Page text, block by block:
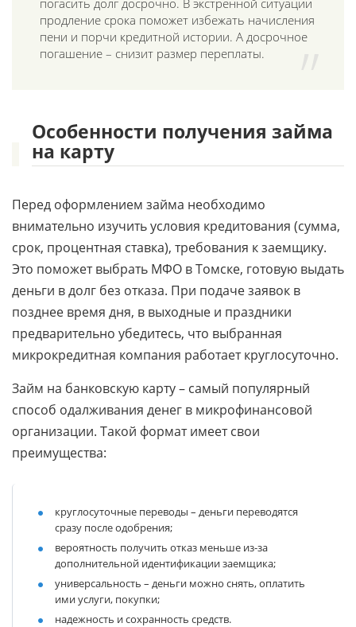
погасить долг досрочно. В экстренной ситуации
продление срока поможет избежать начисления
пени и порчи кредитной истории. А досрочное
погашение – снизит размер переплаты.
Особенности получения займа
на карту
Перед оформлением займа необходимо
внимательно изучить условия кредитования (сумма,
срок, процентная ставка), требования к заемщику.
Это поможет выбрать МФО в Томске, готовую выдать
деньги в долг без отказа. При подаче заявок в
позднее время дня, в выходные и праздники
предварительно убедитесь, что выбранная
микрокредитная компания работает круглосуточно.
Займ на банковскую карту – самый популярный
способ одалживания денег в микрофинансовой
организации. Такой формат имеет свои
преимущества:
круглосуточные переводы – деньги переводятся
сразу после одобрения;
вероятность получить отказ меньше из-за
дополнительной идентификации заемщика;
универсальность – деньги можно снять, оплатить
ими услуги, покупки;
надежность и сохранность средств.